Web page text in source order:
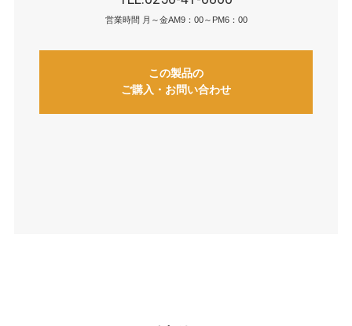
営業時間 月～金AM9：00～PM6：00
この製品の
ご購入・お問い合わせ